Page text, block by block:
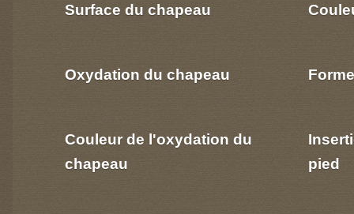
Surface du chapeau
Oxydation du chapeau
Couleur de l'oxydation du
chapeau
pied